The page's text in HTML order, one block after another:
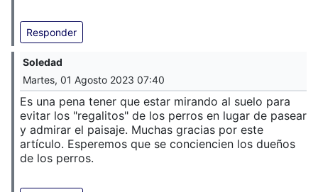
Responder
Soledad
Martes, 01 Agosto 2023 07:40
Es una pena tener que estar mirando al suelo para
evitar los "regalitos" de los perros en lugar de pasear
y admirar el paisaje. Muchas gracias por este
artículo. Esperemos que se conciencien los dueños
de los perros.